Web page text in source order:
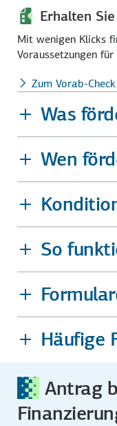
Erhalten
Mit wenigen Klicks
Voraussetzungen
Zum Vorab-Check
Was
Wen
So
Häufige
Antrag